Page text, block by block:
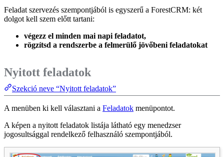
Feladat szervezés szempontjából is egyszerű a ForestCRM: két
dolgot kell szem előtt tartani:
végezz el minden mai napi feladatot,
rögzítsd a rendszerbe a felmerülő jövőbeni feladatokat
Nyitott feladatok
Szekció neve “Nyitott feladatok”
A menüben ki kell választani a Feladatok menüpontot.
A képen a nyitott feladatok listája látható egy menedzser
jogosultsággal rendelkező felhasználó szempontjából.